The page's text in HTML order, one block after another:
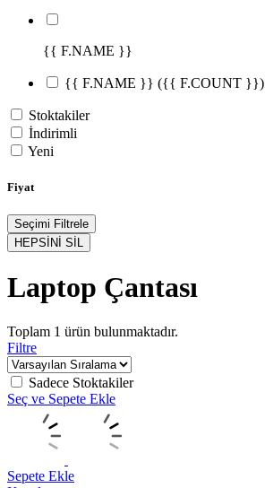
{{ F.NAME }}
{{ F.NAME }} ({{ F.COUNT }})
Stoktakiler
İndirimli
Yeni
Fiyat
Seçimi Filtrele
HEPSİNİ SİL
Laptop Çantası
Toplam 1 ürün bulunmaktadır.
Filtre
Sadece Stoktakiler
Seç ve Sepete Ekle
Sepete Ekle